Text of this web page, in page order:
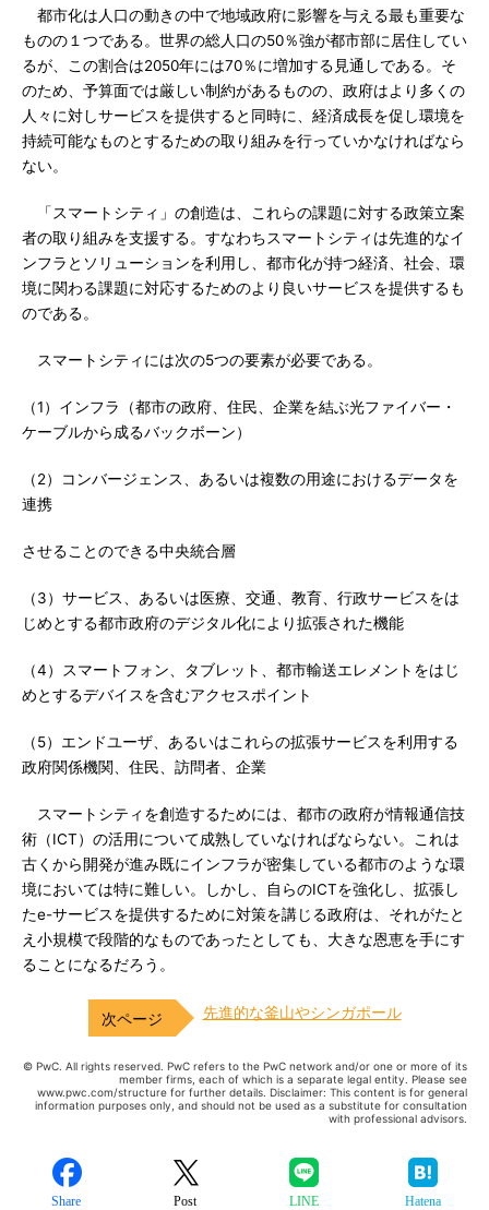
都市化は人口の動きの中で地域政府に影響を与える最も重要な
ものの１つである。世界の総人口の50％強が都市部に居住してい
るが、この割合は2050年には70％に増加する見通しである。そ
のため、予算面では厳しい制約があるものの、政府はより多くの
人々に対しサービスを提供すると同時に、経済成長を促し環境を
持続可能なものとするための取り組みを行っていかなければなら
ない。
「スマートシティ」の創造は、これらの課題に対する政策立案
者の取り組みを支援する。すなわちスマートシティは先進的なイ
ンフラとソリューションを利用し、都市化が持つ経済、社会、環
境に関わる課題に対応するためのより良いサービスを提供するも
のである。
スマートシティには次の5つの要素が必要である。
（1）インフラ（都市の政府、住民、企業を結ぶ光ファイバー・
ケーブルから成るバックボーン）
（2）コンバージェンス、あるいは複数の用途におけるデータを
連携
させることのできる中央統合層
（3）サービス、あるいは医療、交通、教育、行政サービスをは
じめとする都市政府のデジタル化により拡張された機能
（4）スマートフォン、タブレット、都市輸送エレメントをはじ
めとするデバイスを含むアクセスポイント
（5）エンドユーザ、あるいはこれらの拡張サービスを利用する
政府関係機関、住民、訪問者、企業
スマートシティを創造するためには、都市の政府が情報通信技
術（ICT）の活用について成熟していなければならない。これは
古くから開発が進み既にインフラが密集している都市のような環
境においては特に難しい。しかし、自らのICTを強化し、拡張し
たe-サービスを提供するために対策を講じる政府は、それがたと
え小規模で段階的なものであったとしても、大きな恩恵を手にす
ることになるだろう。
先進的な釜山やシンガポール
© PwC. All rights reserved. PwC refers to the PwC network and/or one or more of its
member firms, each of which is a separate legal entity. Please see
www.pwc.com/structure for further details. Disclaimer: This content is for general
information purposes only, and should not be used as a substitute for consultation
with professional advisors.
Share Post LINE Hatena